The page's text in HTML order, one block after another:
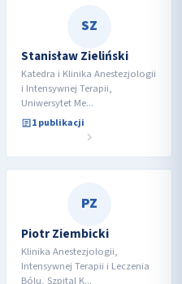
SZ
Stanisław Zieliński
Katedra i Klinika Anestezjologii
i Intensywnej Terapii,
Uniwersytet Me...
1 publikacji
PZ
Piotr Ziembicki
Klinika Anestezjologii,
Intensywnej Terapii i Leczenia
Bólu, Szpital K...